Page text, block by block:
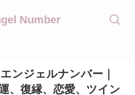
Number
エンジェルナンバー｜
、復縁、恋愛、ツイン